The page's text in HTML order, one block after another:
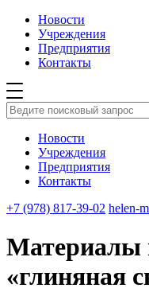
Новости
Учреждения
Предприятия
Контакты
Новости
Учреждения
Предприятия
Контакты
+7 (978) 817-39-02 helen-
Материалы
«глиняная